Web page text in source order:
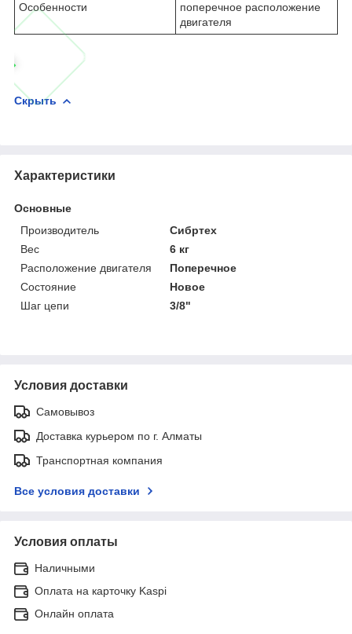
Особенности
поперечное расположение
двигателя
Скрыть
Характеристики
Основные
Производитель
Сибртех
Вес
6 кг
Расположение двигателя
Поперечное
Состояние
Новое
Шаг цепи
3/8"
Условия доставки
Самовывоз
Доставка курьером по г. Алматы
Транспортная компания
Все условия доставки
Условия оплаты
Наличными
Оплата на карточку Kaspi
Онлайн оплата